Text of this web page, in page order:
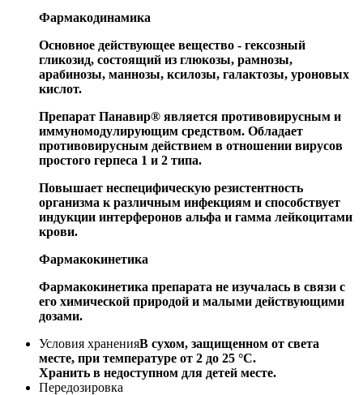
Фармакодинамика
Основное действующее вещество - гексозный
гликозид, состоящий из глюкозы, рамнозы,
арабинозы, маннозы, ксилозы, галактозы, уроновых
кислот.
Препарат Панавир® является противовирусным и
иммуномодулирующим средством. Обладает
противовирусным действием в отношении вирусов
простого герпеса 1 и 2 типа.
Повышает неспецифическую резистентность
организма к различным инфекциям и способствует
индукции интерферонов альфа и гамма лейкоцитами
крови.
Фармакокинетика
Фармакокинетика препарата не изучалась в связи с
его химической природой и малыми действующими
дозами.
Условия храненияВ сухом, защищенном от света
месте, при температуре от 2 до 25 °С.
Хранить в недоступном для детей месте.
Передозировка